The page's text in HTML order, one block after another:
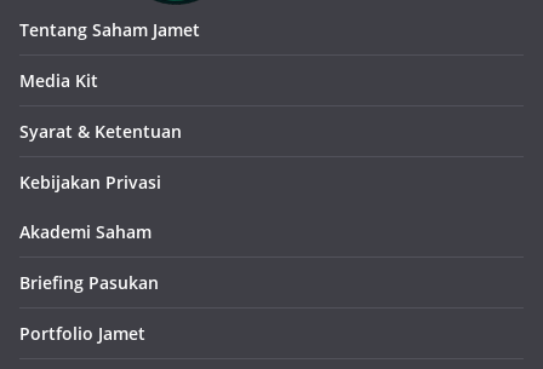
Tentang Saham Jamet
Media Kit
Syarat & Ketentuan
Kebijakan Privasi
Akademi Saham
Briefing Pasukan
Portfolio Jamet